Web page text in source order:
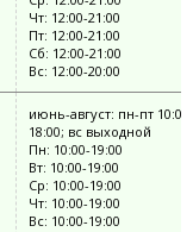
Чт: 12:00-21:00
Пт: 12:00-21:00
Сб: 12:00-21:00
Вс: 12:00-20:00
июнь-август: пн-пт 10:00-
18:00; вс выходной
Пн: 10:00-19:00
Вт: 10:00-19:00
Ср: 10:00-19:00
Чт: 10:00-19:00
Вс: 10:00-19:00